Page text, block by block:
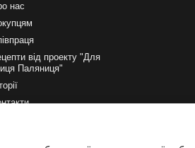
нас
від проекту "Для
Паляниця"